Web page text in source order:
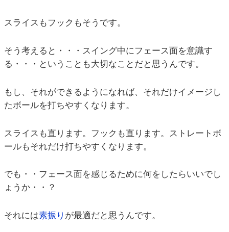
スライスもフックもそうです。
そう考えると・・・スイング中にフェース面を意識す
る・・・ということも大切なことだと思うんです。
もし、それができるようになれば、それだけイメージし
たボールを打ちやすくなります。
スライスも直ります。フックも直ります。ストレートボ
ールもそれだけ打ちやすくなります。
でも・・フェース面を感じるために何をしたらいいでし
ょうか・・？
それには素振り が最適だと思うんです。